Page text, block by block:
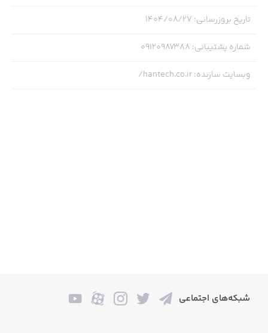
تاریخ بروزرسانی: ۱۴۰۴/۰۸/۲۷
شماره پشتیبانی:
09120987388
وبسایت سازنده:
hantech.co.ir/
شبکه‌های اجتماعی